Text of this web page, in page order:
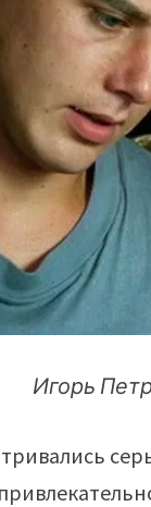
Игорь